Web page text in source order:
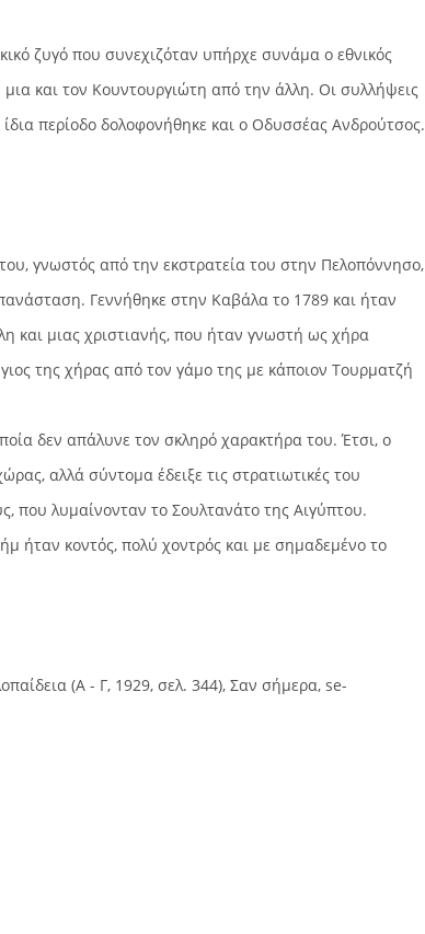
ζυγό που συνεχιζόταν υπήρχε συνάμα ο εθνικός
και τον Κουντουργιώτη από την άλλη. Οι συλλήψεις
περίοδο δολοφονήθηκε και ο Οδυσσέας Ανδρούτσος.
γνωστός από την εκστρατεία του στην Πελοπόννησο,
Γεννήθηκε στην Καβάλα το 1789 και ήταν
και μιας χριστιανής, που ήταν γνωστή ως χήρα
της χήρας από τον γάμο της με κάποιον Τουρματζή
δεν απάλυνε τον σκληρό χαρακτήρα του. Έτσι, ο
αλλά σύντομα έδειξε τις στρατιωτικές του
που λυμαίνονταν το Σουλτανάτο της Αιγύπτου.
ήταν κοντός, πολύ χοντρός και με σημαδεμένο το
(Α - Γ, 1929, σελ. 344), Σαν σήμερα, se-